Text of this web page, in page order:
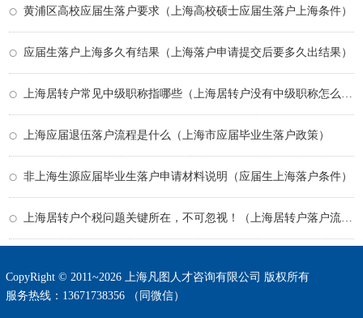
黄浦区高校应届生落户要求（上海高校硕士应届生落户上海条件）
应届生落户上海多久有结果（上海落户申请提交后要多久出结果）
上海应届退伍落户流程是什么（上海市应届毕业生落户政策）
非上海生源应届毕业生落户申请材料说明（应届生上海落户条件）
CopyRight © 2011~2026 上海凡图人才咨询有限公司 版权所有
服务热线：13671738356 （同微信）